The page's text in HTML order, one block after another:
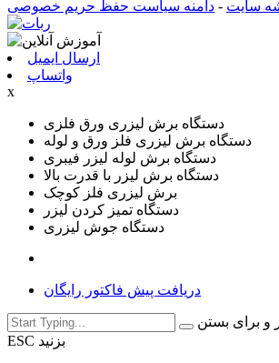
سایت - دامنه سیاست حفظ حریم خصوصی
ارسال ایمیل
واتساپ
x
دستگاه برش لیزری ورق فلزی
دستگاه برش لیزری فلز ورق و لوله
دستگاه برش لوله لیزر فیبری
دستگاه برش لیزر با قدرت بالا
برش لیزری فلز کوچک
دستگاه تمیز کردن لیزر
دستگاه جوش لیزری
دریافت پیش فاکتور رایگان
و برای بستن
ESC بزنید